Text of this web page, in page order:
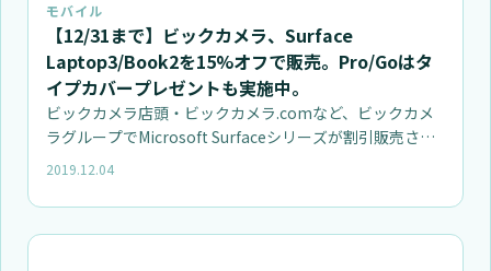
モバイル
【12/31まで】ビックカメラ、Surface
Laptop3/Book2を15%オフで販売。Pro/Goはタ
イプカバープレゼントも実施中。
ビックカメラ店頭・ビックカメラ.comなど、ビックカメ
ラグループでMicrosoft Surfaceシリーズが割引販売さ…
2019.12.04